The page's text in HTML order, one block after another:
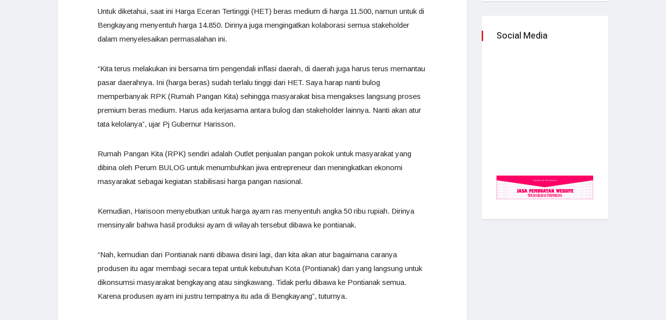
Untuk diketahui, saat ini Harga Eceran Tertinggi (HET) beras medium di harga 11.500, namun untuk di
Bengkayang menyentuh harga 14.850. Dirinya juga mengingatkan kolaborasi semua stakeholder
dalam menyelesaikan permasalahan ini.
“Kita terus melakukan ini bersama tim pengendali inflasi daerah, di daerah juga harus terus memantau
pasar daerahnya. Ini (harga beras) sudah terlalu tinggi dari HET. Saya harap nanti bulog
memperbanyak RPK (Rumah Pangan Kita) sehingga masyarakat bisa mengakses langsung proses
premium beras medium. Harus ada kerjasama antara bulog dan stakeholder lainnya. Nanti akan atur
tata kelolanya”, ujar Pj Gubernur Harisson.
Rumah Pangan Kita (RPK) sendiri adalah Outlet penjualan pangan pokok untuk masyarakat yang
dibina oleh Perum BULOG untuk menumbuhkan jiwa entrepreneur dan meningkatkan ekonomi
masyarakat sebagai kegiatan stabilisasi harga pangan nasional.
Kemudian, Harisoon menyebutkan untuk harga ayam ras menyentuh angka 50 ribu rupiah. Dirinya
mensinyalir bahwa hasil produksi ayam di wilayah tersebut dibawa ke pontianak.
“Nah, kemudian dari Pontianak nanti dibawa disini lagi, dan kita akan atur bagaimana caranya
produsen itu agar membagi secara tepat untuk kebutuhan Kota (Pontianak) dan yang langsung untuk
dikonsumsi masyarakat bengkayang atau singkawang. Tidak perlu dibawa ke Pontianak semua.
Karena produsen ayam ini justru tempatnya itu ada di Bengkayang”, tuturnya.
Social Media